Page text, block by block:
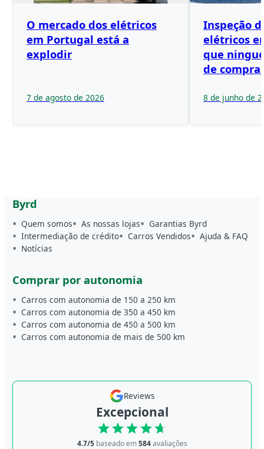
O mercado dos elétricos
em Portugal está a
explodir
7 de agosto de 2026
Inspeção
elétricos
que
de
8 de junho de
Byrd
Quem somos As nossas lojas
Garantias Byrd
Intermediação de crédito
Carros Vendidos
Ajuda & FAQ
Notícias
Comprar por autonomia
Carros com autonomia de 150 a 250 km
Carros com autonomia de 350 a 450 km
Carros com autonomia de 450 a 500 km
Carros com autonomia de mais de 500 km
Reviews
Excepcional
4.7/5baseado em584avaliações